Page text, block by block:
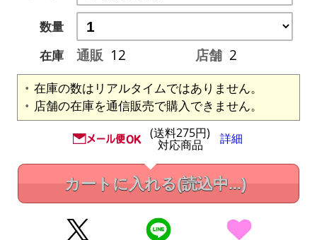
数量
在庫
通販 12 店舗 2
在庫の数はリアルタイムではありません。
店舗の在庫を通信販売で購入できません。
(送料275円)
対応商品 詳細
カートに入れる(読込中...)